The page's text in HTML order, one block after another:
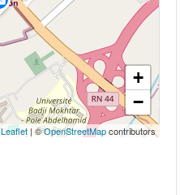
+
−
Leaflet| ©OpenStreetMapcontributors